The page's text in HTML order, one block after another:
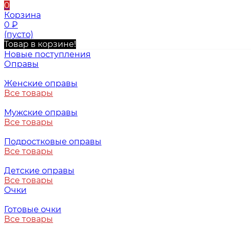
0
Корзина
0 ₽
(пусто)
Товар в корзине!
Новые поступления
Оправы
Женские оправы
Все товары
Мужские оправы
Все товары
Подростковые оправы
Все товары
Детские оправы
Все товары
Очки
Готовые очки
Все товары